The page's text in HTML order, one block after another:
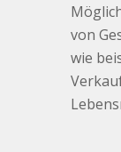
von
wie